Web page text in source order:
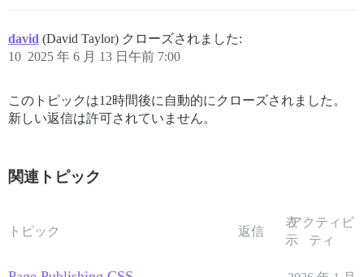
david (David Taylor) クローズされました:
2025 年 6 月 13 日午前 7:00
10
このトピックは12時間後に自動的にクローズされました。
新しい返信は許可されていません。
関連トピック
トピック 返信
表
示
アクティビ
ティ